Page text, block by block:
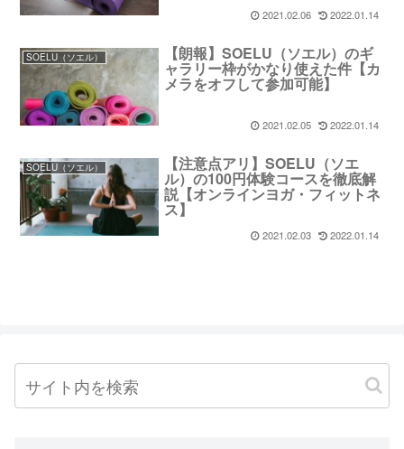
2021.02.06 2022.01.14
SOELU（ソエル） 【朗報】SOELU（ソエル）のギ
ャラリー枠がかなり使えた件【カ
メラをオフして参加可能】
2021.02.05 2022.01.14
SOELU（ソエル） 【注意点アリ】SOELU（ソエ
ル）の100円体験コースを徹底解
説【オンラインヨガ・フィットネ
ス】
2021.02.03 2022.01.14